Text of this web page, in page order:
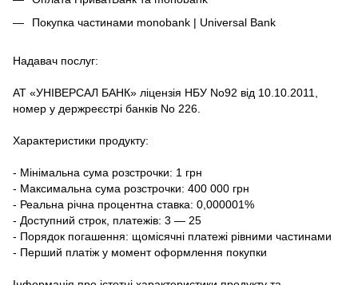
Покупка частинами monobank | Universal Bank
Надавач послуг:
АТ «УНІВЕРСАЛ БАНК» ліцензія НБУ No92 від 10.10.2011,
номер у держреєстрі банків No 226.
Характеристики продукту:
- Мінімальна сума розстрочки: 1 грн
- Максимальна сума розстрочки: 400 000 грн
- Реальна річна процентна ставка: 0,000001%
- Доступний строк, платежів: 3 — 25
- Порядок погашення: щомісячні платежі рівними частинами
- Перший платіж у момент оформлення покупки